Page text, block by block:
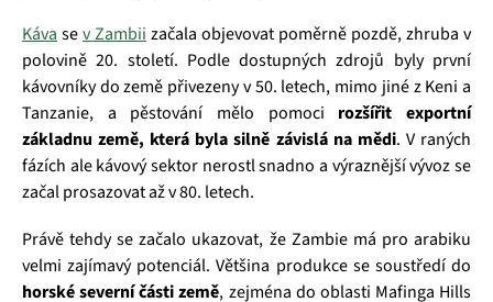
Káva sev Zambii začala objevovat poměrně pozdě, zhruba v
polovině 20. století. Podle dostupných zdrojů byly první
kávovníky do země přivezeny v 50. letech, mimo jiné z Keni a
Tanzanie, a pěstování mělo pomoci rozšířit exportní
základnu země, která byla silně závislá na mědi. V raných
fázích ale kávový sektor nerostl snadno a výraznější vývoz se
začal prosazovat až v 80. letech.
Právě tehdy se začalo ukazovat, že Zambie má pro arabiku
velmi zajímavý potenciál. Většina produkce se soustředí do
horské severní části země, zejména do oblasti Mafinga Hills